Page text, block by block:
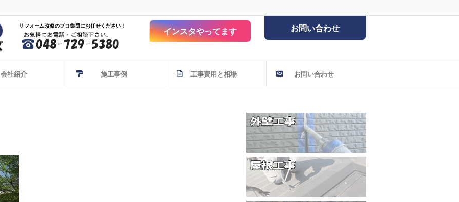
リフォーム改修のプロ集団にお任せください！ お問い合わせ
インスタやってます
会社紹介 施工事例 工事費用と相場 お問い合わせ